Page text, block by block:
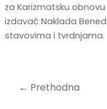
za Karizmatsku
izdavač Naklada
stavovima i tvrdnjama.
← Prethodna